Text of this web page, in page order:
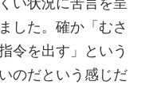
い状況に苦言を呈
した。確か「むさ
令を出す」という
のだという感じだ